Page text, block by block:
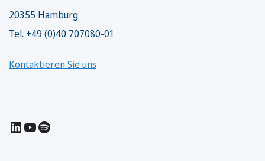
20355 Hamburg
Tel. +49 (0)40 707080-01
Kontaktieren Sie uns
LinkedIn
YouTube
Spotify